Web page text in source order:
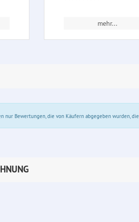
mehr...
nur Bewertungen, die von Käufern abgegeben wurden,